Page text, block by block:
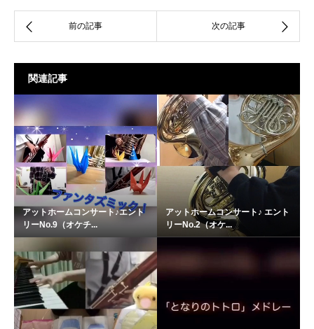
関連記事
アットホームコンサート♪エント
リーNo.9（オケチ...
アットホームコンサート♪ エント
リーNo.2（オケ...